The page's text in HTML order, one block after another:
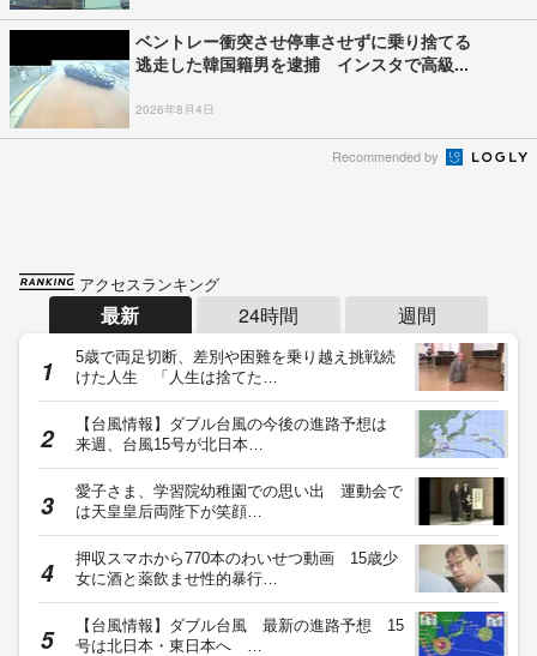
ベントレー衝突させ停車させずに乗り捨てる
逃走した韓国籍男を逮捕 インスタで高級...
2026年8月4日
Recommended by
アクセスランキング
最新 24時間 週間
5歳で両足切断、差別や困難を乗り越え挑戦続
けた人生 「人生は捨てた…
【台風情報】ダブル台風の今後の進路予想は
来週、台風15号が北日本…
愛子さま、学習院幼稚園での思い出 運動会で
は天皇皇后両陛下が笑顔…
押収スマホから770本のわいせつ動画 15歳少
女に酒と薬飲ませ性的暴行…
【台風情報】ダブル台風 最新の進路予想 15
号は北日本・東日本へ …